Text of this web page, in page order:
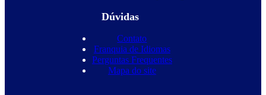
Dúvidas
Contato
Franquia de Idiomas
Perguntas Frequentes
Mapa do site